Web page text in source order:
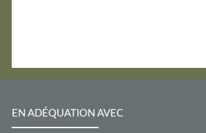
EN ADÉQUATION AVEC